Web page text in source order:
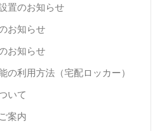
置のお知らせ
お知らせ
お知らせ
の利用方法（宅配ロッカー）
いて
案内